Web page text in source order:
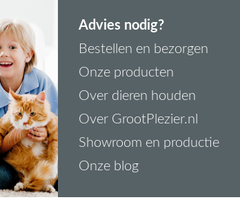
Advies nodig?
Bestellen en bezorgen
Onze producten
Over dieren houden
Over GrootPlezier.nl
Showroom en productie
Onze blog